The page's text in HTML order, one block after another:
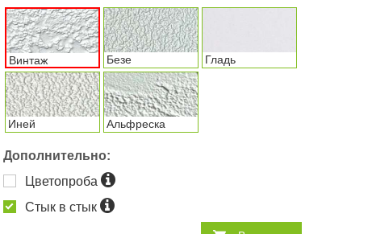
Винтаж Безе Гладь
Иней Альфреска
Дополнительно:
Цветопроба
Стык в стык